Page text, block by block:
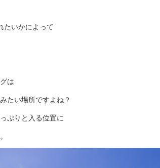
たいかによって
は
たい場所ですよね？
ぷりと入る位置に